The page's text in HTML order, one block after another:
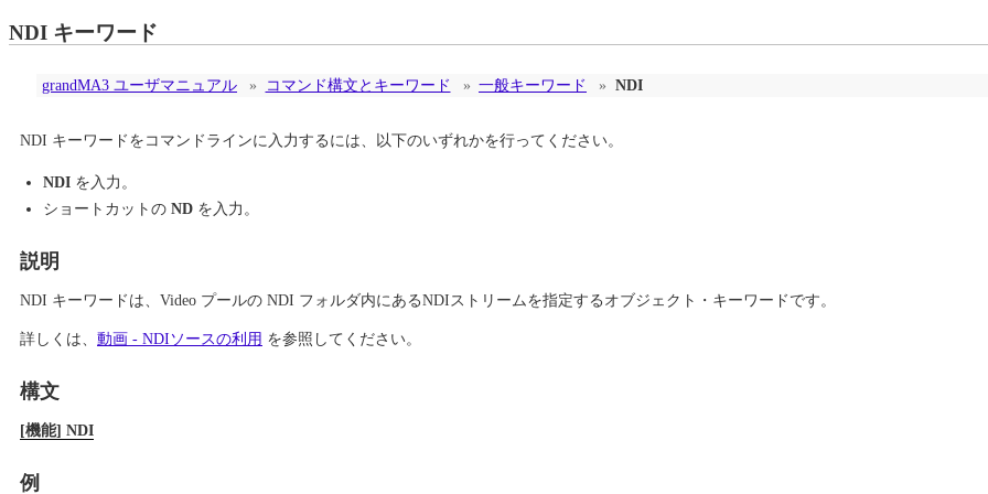
NDI キーワード
grandMA3 ユーザマニュアル » コマンド構文とキーワード » 一般キーワード » NDI
NDI キーワードをコマンドラインに入力するには、以下のいずれかを行ってください。
NDI を入力。
ショートカットの ND を入力。
説明
NDI キーワードは、Video プールの NDI フォルダ内にあるNDIストリームを指定するオブジェクト・キーワードです。
詳しくは、 動画 - NDIソースの利用 を参照してください。
構文
[機能] NDI
例